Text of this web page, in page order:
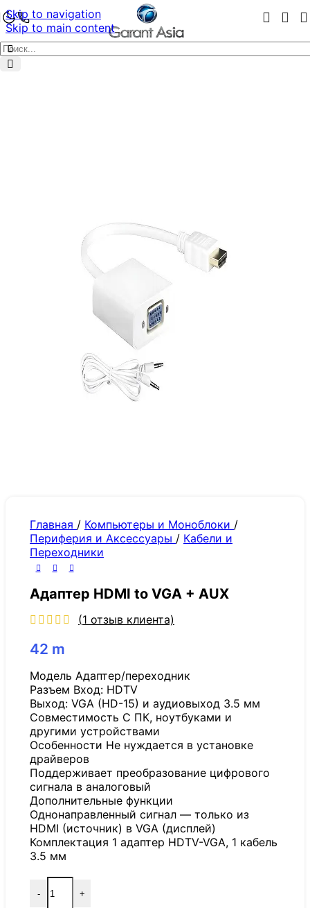
Skip to navigation
Skip to main content
Главная / Компьютеры и Моноблоки /
Периферия и Аксессуары / Кабели и
Переходники
Адаптер HDMI to VGA + AUX
(1 отзыв клиента)
42 m
Модель Адаптер/переходник
Разъем Вход: HDTV
Выход: VGA (HD-15) и аудиовыход 3.5 мм
Совместимость C ПК, ноутбуками и
другими устройствами
Особенности Не нуждается в установке
драйверов
Поддерживает преобразование цифрового
сигнала в аналоговый
Дополнительные функции
Однонаправленный сигнал — только из
HDMI (источник) в VGA (дисплей)
Комплектация 1 адаптер HDTV-VGA, 1 кабель
3.5 мм
- +